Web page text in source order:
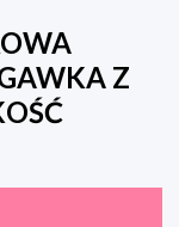
Z